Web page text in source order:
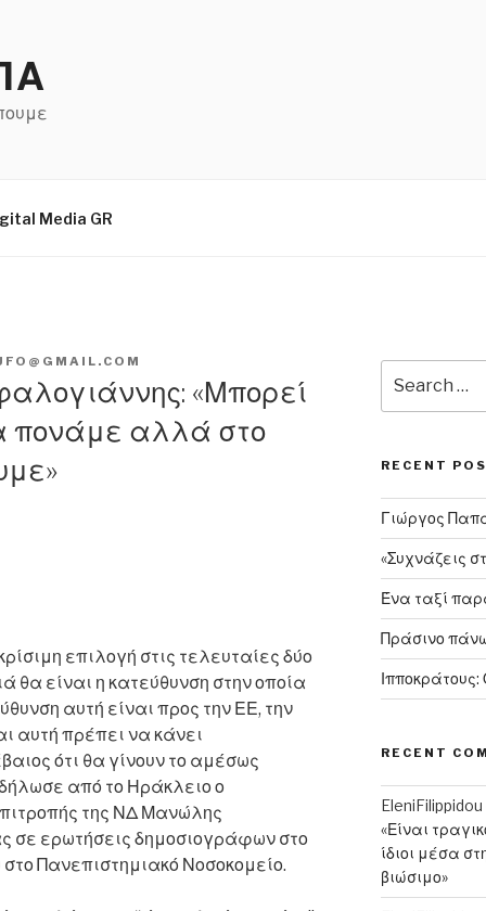
Media GR
«Μπορεί
πονάμε αλλά στο
επιλογή στις τελευταίες δύο
θα είναι η κατεύθυνση στην οποία
αυτή είναι προς την ΕΕ, την
αυτή πρέπει να κάνει
ότι θα γίνουν το αμέσως
από το Ηράκλειο ο
της ΝΔ Μανώλης
σε ερωτήσεις δημοσιογράφων στο
Πανεπιστημιακό Νοσοκομείο.
for:
RECENT
Γιώργος
«Συχνάζεις
Ένα ταξί
Πράσινο
Ιπποκράτους:
RECENT
EleniFilippidou
«Είναι
ίδιοι μέσα
βιώσιμο»